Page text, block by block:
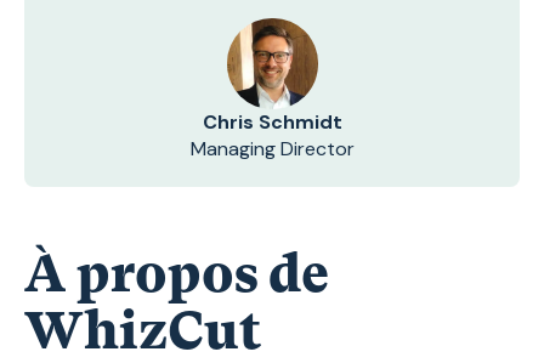
Chris Schmidt
Managing Director
À propos de
WhizCut